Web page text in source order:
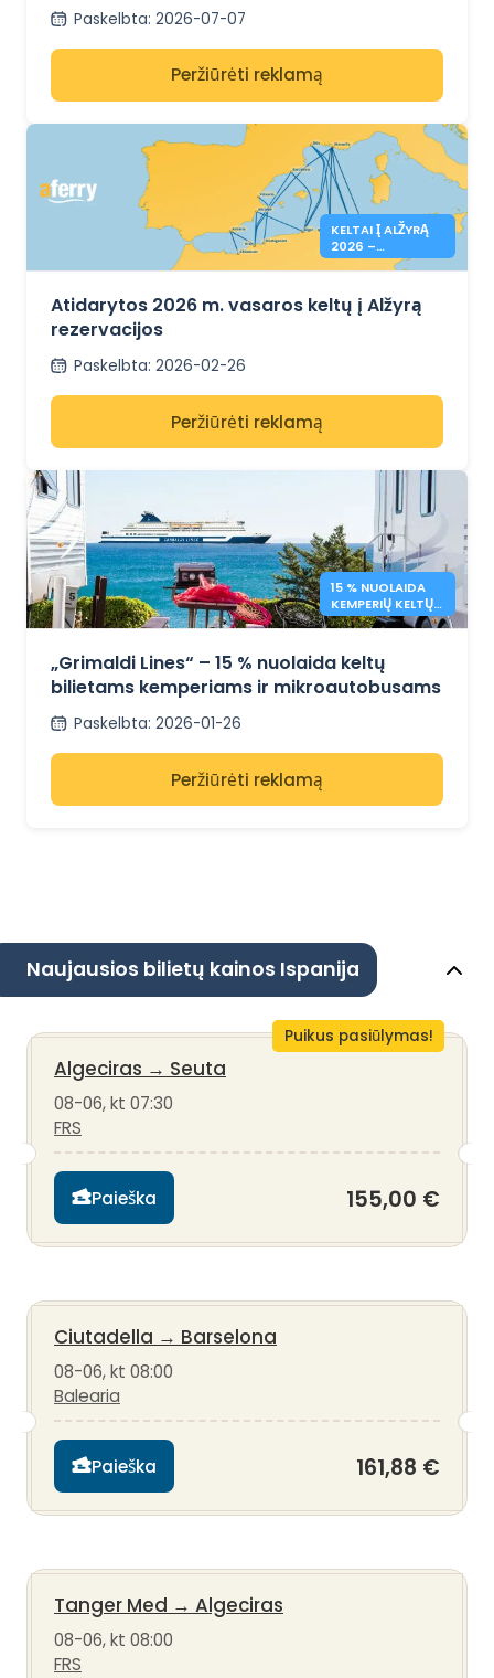
Ispanijos ir Šiaurės Afrikos
Paskelbta: 2026-07-07
Peržiūrėti reklamą
KELTAI Į ALŽYRĄ
2026 –
REZERVACIJA
Atidarytos 2026 m. vasaros keltų į Alžyrą
rezervacijos
Paskelbta: 2026-02-26
Peržiūrėti reklamą
15 % NUOLAIDA
KEMPERIŲ KELTŲ
BILIETAMS –
„Grimaldi Lines“ – 15 % nuolaida keltų
bilietams kemperiams ir mikroautobusams
Paskelbta: 2026-01-26
Peržiūrėti reklamą
Naujausios bilietų kainos Ispanija
Puikus pasiūlymas!
Algeciras → Seuta
08-06, kt 07:30
FRS
Paieška 155,00 €
Ciutadella → Barselona
08-06, kt 08:00
Balearia
Paieška 161,88 €
Tanger Med → Algeciras
08-06, kt 08:00
FRS